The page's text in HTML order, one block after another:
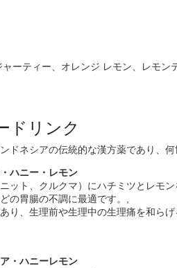
ーティー、オレンジ レモン、レモ
ドリンク
ドネシアの伝統的な漢方薬であり、
ハニー・レモン
ット、クルクマ）にハチミツとレモ
の胃腸の不調に最適です。,
り、生理前や生理中の生理痛を和ら
・ハニーレモン